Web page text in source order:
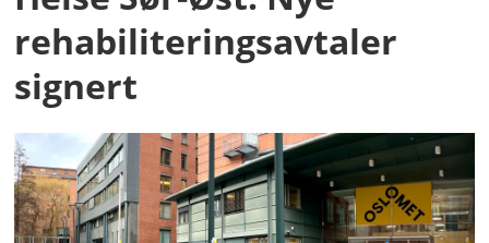
rehabiliteringsavtaler
signert